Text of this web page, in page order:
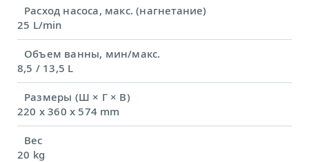
Расход насоса, макс. (нагнетание)
25 L/min
Объем ванны, мин/макс.
8,5 / 13,5 L
Размеры (Ш × Г × В)
220 x 360 x 574 mm
Вес
20 kg